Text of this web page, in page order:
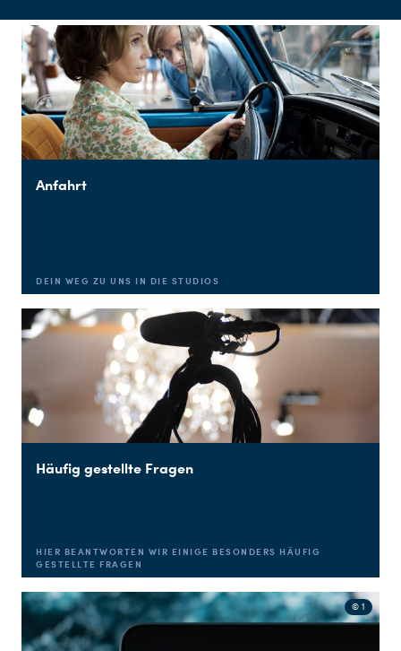
Anfahrt
DEIN WEG ZU UNS IN DIE STUDIOS
Häufig gestellte Fragen
HIER BEANTWORTEN WIR EINIGE BESONDERS HÄUFIG
GESTELLTE FRAGEN
© 1